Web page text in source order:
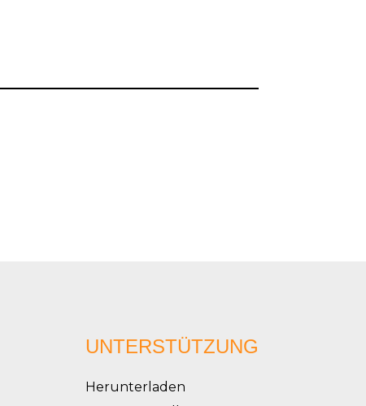
UNTERSTÜTZUNG
Herunterladen